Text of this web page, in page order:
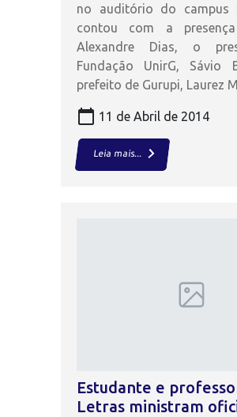
no auditório do
contou com a
Alexandre Dias, o
Fundação UnirG, Sávio
prefeito de Gurupi, Laurez
calendar_today 11 de Abril de 2014
Leia mais...keyboard_arrow_right
Estudante e
Letras ministram